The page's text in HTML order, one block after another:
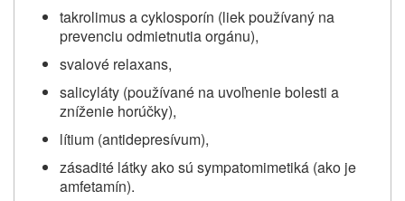
takrolimus a cyklosporín (liek používaný na
prevenciu odmietnutia orgánu),
svalové relaxans,
salicyláty (používané na uvoľnenie bolesti a
zníženie horúčky),
lítium (antidepresívum),
zásadité látky ako sú sympatomimetiká (ako je
amfetamín).